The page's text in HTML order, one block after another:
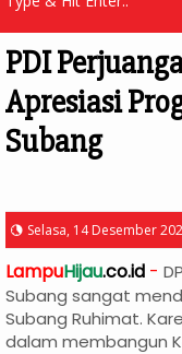
PDI
Apresiasi
Subang
Selasa, 14 Desember
LampuHijau.co.id -
Subang sangat
Subang Ruhimat.
dalam membangun